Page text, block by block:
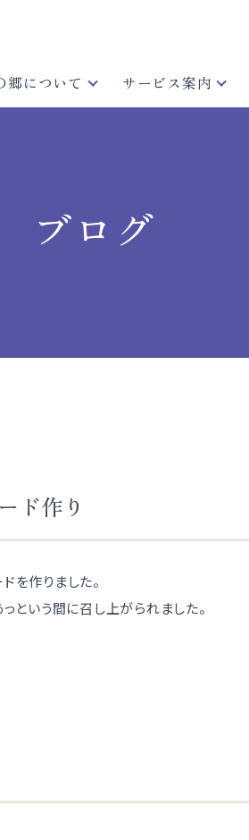
郷について サービス案内
ブログ
ド作り
を作りました。
っという間に召し上がられました。